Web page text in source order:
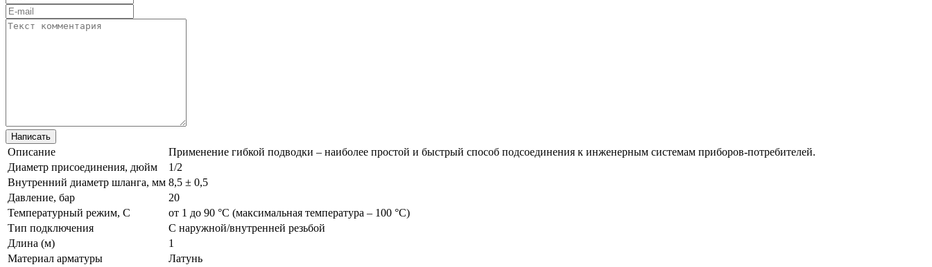
Описание
Применение гибкой подводки – наиболее простой и быстрый способ подсоединения к инженерным системам приборов-потребителей.
Диаметр присоединения, дюйм
1/2
Внутренний диаметр шланга, мм 8,5 ± 0,5
Давление, бар
20
Температурный режим, С
от 1 до 90 °C (максимальная температура – 100 °C)
Тип подключения
С наружной/внутренней резьбой
Длина (м)
1
Материал арматуры
Латунь